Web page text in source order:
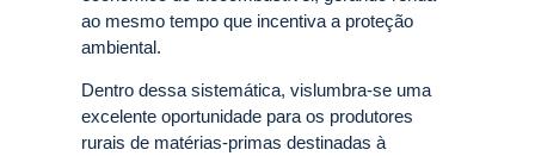
ao mesmo tempo que incentiva a proteção
ambiental.
Dentro dessa sistemática, vislumbra-se uma
excelente oportunidade para os produtores
rurais de matérias-primas destinadas à